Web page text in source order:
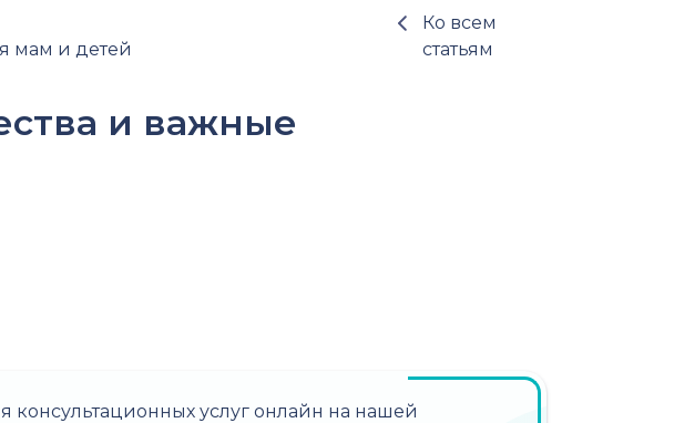
мам и детей
Ко всем
статьям
и важные
услуг онлайн на нашей